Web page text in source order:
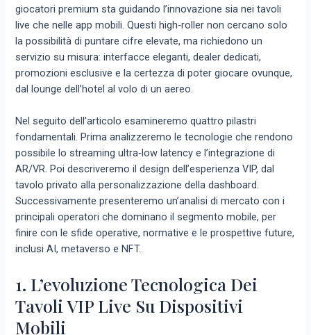
giocatori premium sta guidando l’innovazione sia nei tavoli
live che nelle app mobili. Questi high‑roller non cercano solo
la possibilità di puntare cifre elevate, ma richiedono un
servizio su misura: interfacce eleganti, dealer dedicati,
promozioni esclusive e la certezza di poter giocare ovunque,
dal lounge dell’hotel al volo di un aereo.
Nel seguito dell’articolo esamineremo quattro pilastri
fondamentali. Prima analizzeremo le tecnologie che rendono
possibile lo streaming ultra‑low latency e l’integrazione di
AR/VR. Poi descriveremo il design dell’esperienza VIP, dal
tavolo privato alla personalizzazione della dashboard.
Successivamente presenteremo un’analisi di mercato con i
principali operatori che dominano il segmento mobile, per
finire con le sfide operative, normative e le prospettive future,
inclusi AI, metaverso e NFT.
1. L’evoluzione Tecnologica Dei
Tavoli VIP Live Su Dispositivi
Mobili